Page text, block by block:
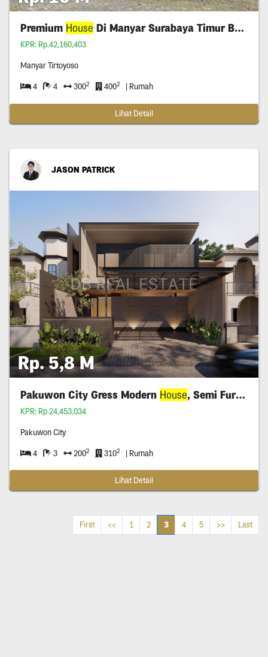
Premium House Di Manyar Surabaya Timur Best Deal
KPR: Rp.42,160,403
Manyar Tirtoyoso
4 4 3002 4002 | Rumah
Lihat Detail
JASON PATRICK
Rp. 5,8 M
Pakuwon City Gress Modern House, Semi Furnished
KPR: Rp.24,453,034
Pakuwon City
4 3 2002 3102 | Rumah
Lihat Detail
First << 1 2 3 4 5 >> Last